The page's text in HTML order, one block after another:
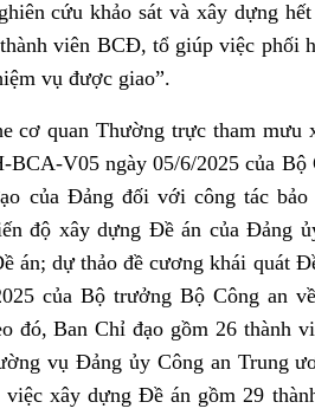
cứu khảo sát và xây dựng
viên BCĐ, tổ giúp việc phối
vụ được giao”.
cơ quan Thường trực tham
BCA-V05 ngày 05/6/2025 của
của Đảng đối với công tác
độ xây dựng Đề án của Đảng
án; dự thảo đề cương khái quát
của Bộ trưởng Bộ Công an
đó, Ban Chỉ đạo gồm 26 thành
vụ Đảng ủy Công an Trung
xây dựng Đề án gồm 29